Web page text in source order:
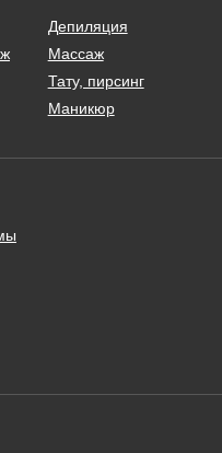
Депиляция
Массаж
Тату, пирсинг
Маникюр